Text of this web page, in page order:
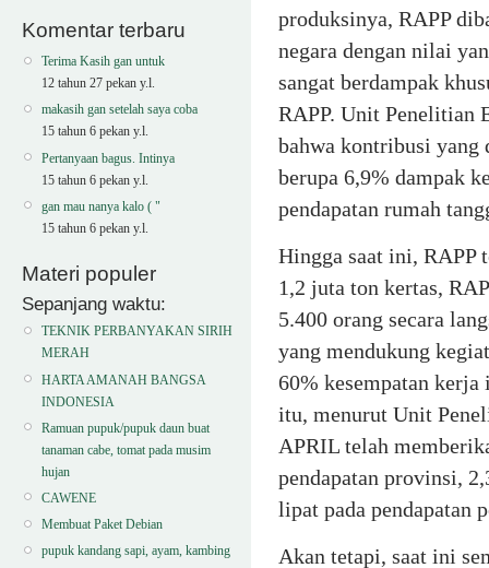
Komentar terbaru
Terima Kasih gan untuk
12 tahun 27 pekan y.l.
makasih gan setelah saya coba
15 tahun 6 pekan y.l.
Pertanyaan bagus. Intinya
15 tahun 6 pekan y.l.
gan mau nanya kalo ( "
15 tahun 6 pekan y.l.
Materi populer
Sepanjang waktu:
TEKNIK PERBANYAKAN SIRIH
MERAH
HARTA AMANAH BANGSA
INDONESIA
Ramuan pupuk/pupuk daun buat
tanaman cabe, tomat pada musim
hujan
CAWENE
Membuat Paket Debian
pupuk kandang sapi, ayam, kambing
produksinya, RAPP
negara dengan nilai
sangat berdampak
RAPP. Unit Penelitian
bahwa kontribusi
berupa 6,9% dampak
pendapatan rumah
Hingga saat ini, RAPP
1,2 juta ton kertas,
5.400 orang secara
yang mendukung
60% kesempatan
itu, menurut Unit
APRIL telah
pendapatan provinsi,
lipat pada pendapatan
Akan tetapi, saat ini